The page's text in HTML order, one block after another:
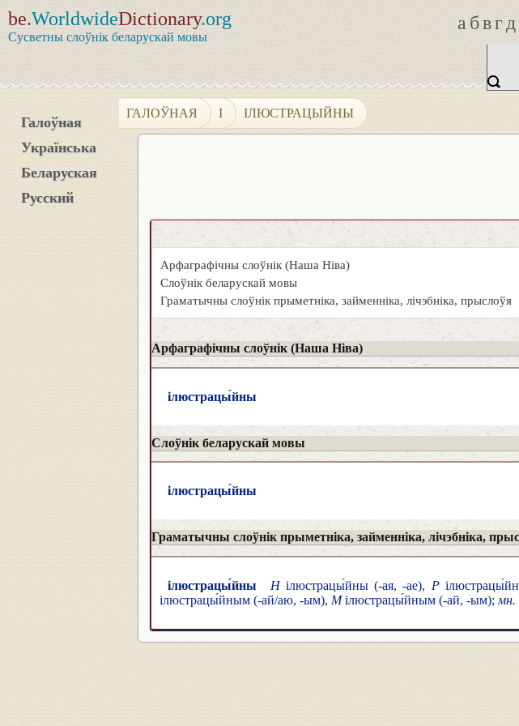
be.WorldwideDictionary.org
Сусветны слоўнік беларускай мовы
абвгд
Галоўная
Українська
Беларуская
Русский
ГАЛОЎНАЯ І ІЛЮСТРАЦЫЙНЫ
Арфаграфічны слоўнік (Наша Ніва)
Слоўнік беларускай мовы
Граматычны слоўнік прыметніка, займенніка, лічэбніка, прыслоўя
Арфаграфічны слоўнік (Наша Ніва)
ілюстрацы́йны
Слоўнік беларускай мовы
ілюстрацы́йны
Граматычны слоўнік прыметніка, займенніка, лічэбніка,
ілюстрацы́йны Нілюстрацы́йны (-ая, -ае), Р
ілюстрацы́йным (-ай/аю, -ым), Мілюстрацы́йным (-ай, -ым);